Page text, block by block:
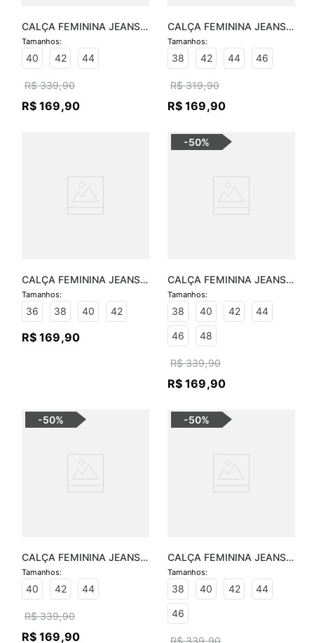
CALÇA FEMININA JEANS
SOFIA BOOTCUT
40
42 44
R$ 339,90
R$ 169,90
CALÇA FEMININA JEANS
JANA FLARE
38
42 44 46
R$ 319,90
R$ 169,90
CALÇA FEMININA JEANS
BÁSICA SOFIA - JEANS
MÉDIO
36 38 40 42
R$ 169,90
-50%
CALÇA FEMININA JEANS
SOFIA BOOTCUT
38
40 42 44
46 48
R$ 339,90
R$ 169,90
-50%
CALÇA FEMININA JEANS
PANTALONA
40
42 44
R$ 339,90
R$ 169,90
-50%
CALÇA FEMININA JEANS
ISABELA SKINNY
38
40 42 44
46